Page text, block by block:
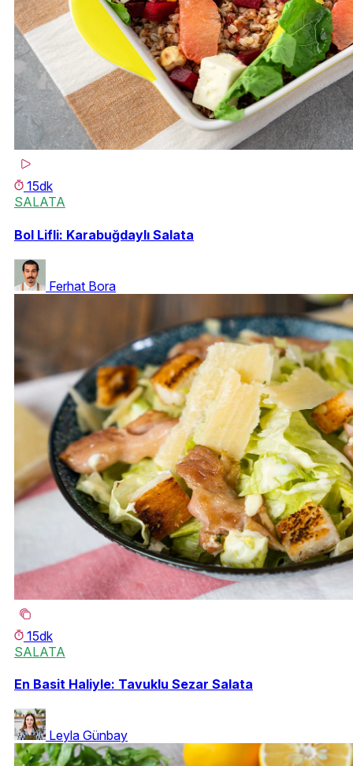
15dk
SALATA
Bol Lifli: Karabuğdaylı Salata
Ferhat Bora
15dk
SALATA
En Basit Haliyle: Tavuklu Sezar Salata
Leyla Günbay